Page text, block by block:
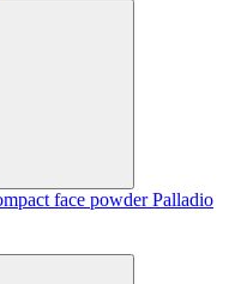
face powder Palladio